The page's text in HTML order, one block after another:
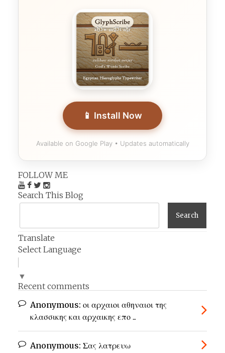
📱 Install Now
Available on Google Play • Updates automatically
FOLLOW ME
Search This Blog
Translate
Select Language
▼
Recent comments
Anonymous: οι αρχαιοι αθηναιοι της
κλασσικης και αρχαικης επο ...
Anonymous: Σας λατρευω